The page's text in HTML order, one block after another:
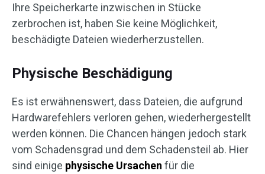
Ihre Speicherkarte inzwischen in Stücke
zerbrochen ist, haben Sie keine Möglichkeit,
beschädigte Dateien wiederherzustellen.
Physische Beschädigung
Es ist erwähnenswert, dass Dateien, die aufgrund
Hardwarefehlers verloren gehen, wiederhergestellt
werden können. Die Chancen hängen jedoch stark
vom Schadensgrad und dem Schadensteil ab. Hier
sind einige physische Ursachen für die